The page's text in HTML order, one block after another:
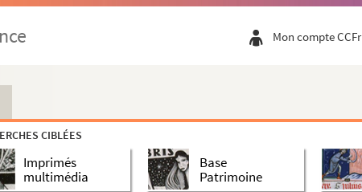
Mon compte CCFr
CIBLÉES
Imprimés
multimédia
Base
Patrimoine